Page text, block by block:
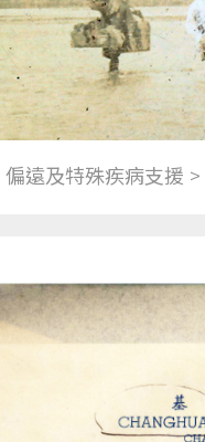
偏遠及特殊疾病支援 >